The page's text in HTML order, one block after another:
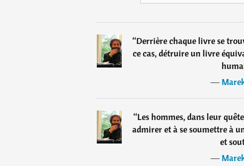
“Derrière chaque livre se
ce cas, détruire un livre
―
“Les hommes, dans leur
admirer et à se soumettre à
et
―